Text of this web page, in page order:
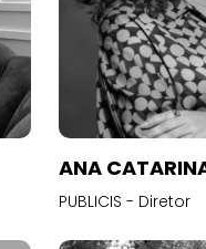
ANA
PUBLICIS - Diretor